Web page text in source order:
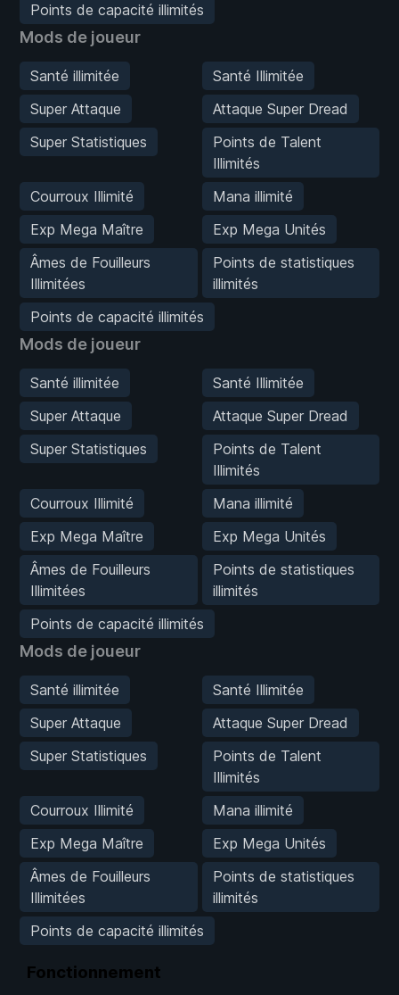
Points de capacité illimités
Mods de joueur
Santé illimitée
Santé Illimitée
Super Attaque
Attaque Super Dread
Super Statistiques
Points de Talent
Illimités
Courroux Illimité
Mana illimité
Exp Mega Maître
Exp Mega Unités
Âmes de Fouilleurs
Illimitées
Points de statistiques
illimités
Points de capacité illimités
Mods de joueur
Santé illimitée
Santé Illimitée
Super Attaque
Attaque Super Dread
Super Statistiques
Points de Talent
Illimités
Courroux Illimité
Mana illimité
Exp Mega Maître
Exp Mega Unités
Âmes de Fouilleurs
Illimitées
Points de statistiques
illimités
Points de capacité illimités
Mods de joueur
Santé illimitée
Santé Illimitée
Super Attaque
Attaque Super Dread
Super Statistiques
Points de Talent
Illimités
Courroux Illimité
Mana illimité
Exp Mega Maître
Exp Mega Unités
Âmes de Fouilleurs
Illimitées
Points de statistiques
illimités
Points de capacité illimités
Fonctionnement